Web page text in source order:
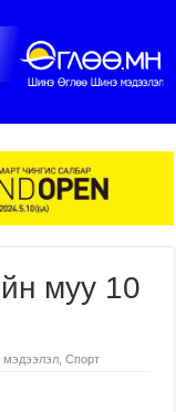
муу 10
мэдээлэл ,Спорт